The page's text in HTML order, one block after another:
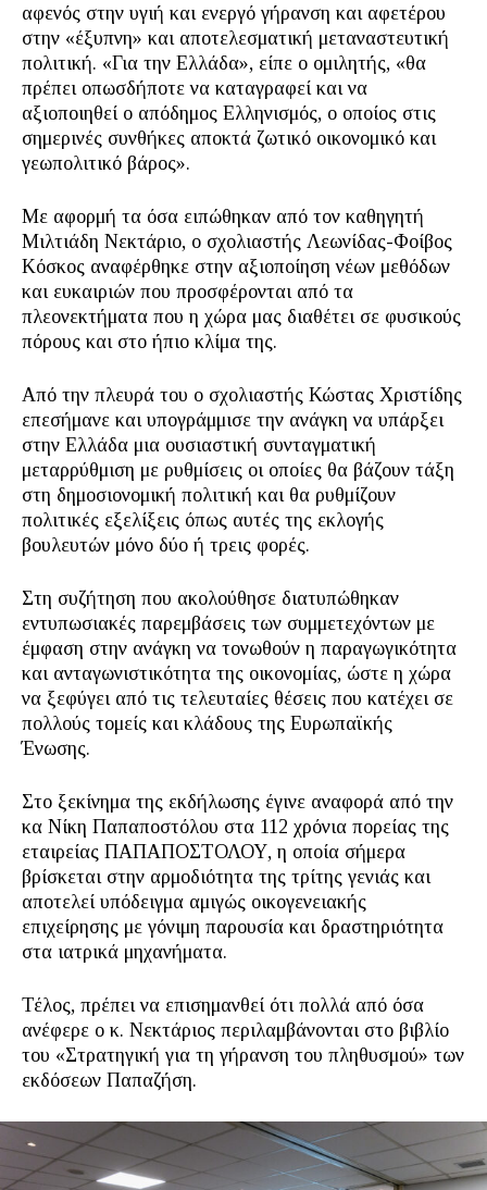
αφενός στην υγιή και ενεργό γήρανση και αφετέρου
στην «έξυπνη» και αποτελεσματική μεταναστευτική
πολιτική. «Για την Ελλάδα», είπε ο ομιλητής, «θα
πρέπει οπωσδήποτε να καταγραφεί και να
αξιοποιηθεί ο απόδημος Ελληνισμός, ο οποίος στις
σημερινές συνθήκες αποκτά ζωτικό οικονομικό και
γεωπολιτικό βάρος».
Με αφορμή τα όσα ειπώθηκαν από τον καθηγητή
Μιλτιάδη Νεκτάριο, ο σχολιαστής Λεωνίδας-Φοίβος
Κόσκος αναφέρθηκε στην αξιοποίηση νέων μεθόδων
και ευκαιριών που προσφέρονται από τα
πλεονεκτήματα που η χώρα μας διαθέτει σε φυσικούς
πόρους και στο ήπιο κλίμα της.
Από την πλευρά του ο σχολιαστής Κώστας Χριστίδης
επεσήμανε και υπογράμμισε την ανάγκη να υπάρξει
στην Ελλάδα μια ουσιαστική συνταγματική
μεταρρύθμιση με ρυθμίσεις οι οποίες θα βάζουν τάξη
στη δημοσιονομική πολιτική και θα ρυθμίζουν
πολιτικές εξελίξεις όπως αυτές της εκλογής
βουλευτών μόνο δύο ή τρεις φορές.
Στη συζήτηση που ακολούθησε διατυπώθηκαν
εντυπωσιακές παρεμβάσεις των συμμετεχόντων με
έμφαση στην ανάγκη να τονωθούν η παραγωγικότητα
και ανταγωνιστικότητα της οικονομίας, ώστε η χώρα
να ξεφύγει από τις τελευταίες θέσεις που κατέχει σε
πολλούς τομείς και κλάδους της Ευρωπαϊκής
Ένωσης.
Στο ξεκίνημα της εκδήλωσης έγινε αναφορά από την
κα Νίκη Παπαποστόλου στα 112 χρόνια πορείας της
εταιρείας ΠΑΠΑΠΟΣΤΟΛΟΥ, η οποία σήμερα
βρίσκεται στην αρμοδιότητα της τρίτης γενιάς και
αποτελεί υπόδειγμα αμιγώς οικογενειακής
επιχείρησης με γόνιμη παρουσία και δραστηριότητα
στα ιατρικά μηχανήματα.
Τέλος, πρέπει να επισημανθεί ότι πολλά από όσα
ανέφερε ο κ. Νεκτάριος περιλαμβάνονται στο βιβλίο
του «Στρατηγική για τη γήρανση του πληθυσμού» των
εκδόσεων Παπαζήση.